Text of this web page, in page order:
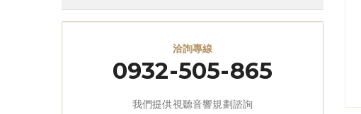
洽詢專線
0932-505-865
我們提供視聽音響規劃諮詢